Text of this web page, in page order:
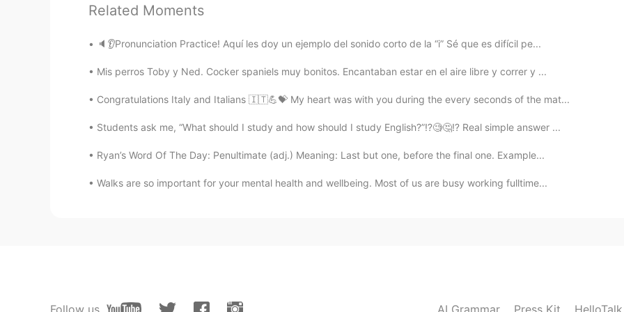
Не теряйте ни секунды.
— Марк Леви⁠, “Между небом и землёй”
#quotes #цитаты
Related Moments
🔈👂Pronunciation Practice! Aquí les doy un ejemplo del sonido corto de la “i” Sé que es difícil pe...
Mis perros Toby y Ned. Cocker spaniels muy bonitos. Encantaban estar en el aire libre y correr y ...
Congratulations Italy and Italians 🇮🇹💪💝 My heart was with you during the every seconds of the mat...
Students ask me, “What should I study and how should I study English?”⁉️🧐🤔⁉️ Real simple answer ...
Ryan’s Word Of The Day: Penultimate (adj.) Meaning: Last but one, before the final one. Example...
Walks are so important for your mental health and wellbeing. Most of us are busy working fulltime...
Follow us AI Grammar Press Kit